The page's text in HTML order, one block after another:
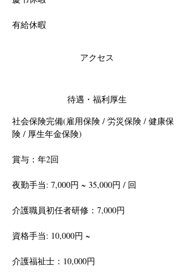
有給休暇
アクセス
待遇・福利厚生
社会保険完備(雇用保険 / 労災保険 / 健康保
険 / 厚生年金保険)
賞与： 年2回
夜勤手当: 7,000円 ~ 35,000円 / 回
介護職員初任者研修：7,000円
資格手当: 10,000円 ~
介護福祉士：10,000円